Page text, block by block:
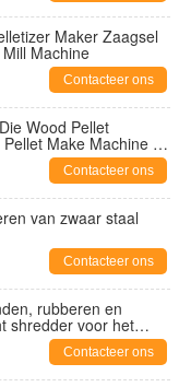
Maker Zaagsel
Machine
Contacteer ons
Wood Pellet
Make Machine 2
Contacteer ons
van zwaar staal
Contacteer ons
rubberen en
shredder voor het
Contacteer ons